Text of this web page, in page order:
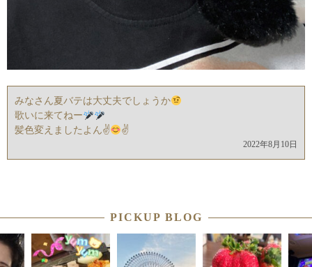
みなさん夏バテは大丈夫でしょうか
歌いに来てねー
髪色変えましたよん✌
✌
2022年8月10日
PICKUP BLOG